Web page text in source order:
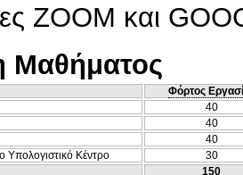
ΖΟΟΜ και
Φόρτος
40
40
40
Υπολογιστικό Κέντρο
30
150